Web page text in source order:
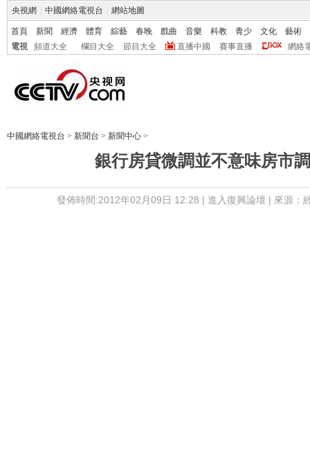
央視網 中國網絡電視台 網站地圖
首頁 新聞 經濟 體育 綜藝 春晚 戲曲 音樂 科教 青少 文化
藝術
電視
頻道大全 欄目大全 節目大全 直播中國 賽事直播 網絡
中國網絡電視台 > 新聞台 > 新聞中心 >
銀行房貸微調並不意味房市
發佈時間:2012年02月09日 12:28 | 進入復興論壇 | 來源：